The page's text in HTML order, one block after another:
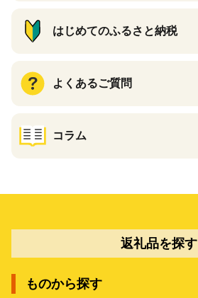
はじめてのふるさと納税
よくあるご質問
コラム
返礼品を探す
ものから探す